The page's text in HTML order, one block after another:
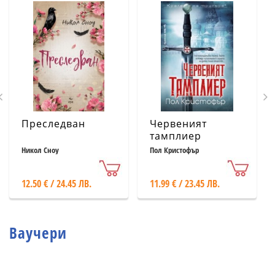
Преследван
Никол Сноу
12.50 € / 24.45 ЛВ.
Червеният
тамплиер
Пол Кристофър
11.99 € / 23.45 ЛВ.
Ваучери